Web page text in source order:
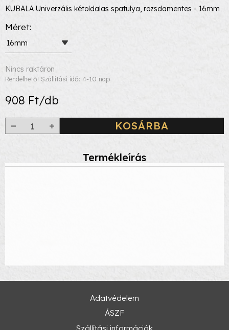
KUBALA Univerzális kétoldalas spatulya, rozsdamentes - 16mm
Méret
16mm
Nincs raktáron
Rendelhető! Szállítási idő: 4-10 nap
908 Ft/db
KOSÁRBA
Termékleírás
Adatvédelem
ÁSZF
Szállítási információk